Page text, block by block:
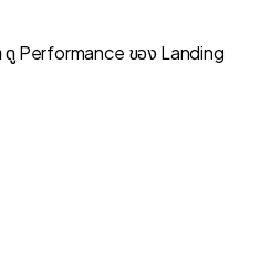
ดู Performance ของ Landing